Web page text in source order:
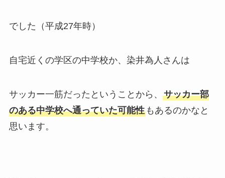
でした（平成27年時）
自宅近くの学区の中学校か、染井為人さんは
サッカー一筋だったということから、 サッカー部
のある中学校へ通っていた可能性もあるのかなと
思います。